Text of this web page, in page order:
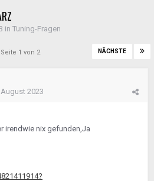
in Tuning-Fragen
NÄCHSTE
Seite 1 von 2
August 2023
irendwie nix gefunden,Ja